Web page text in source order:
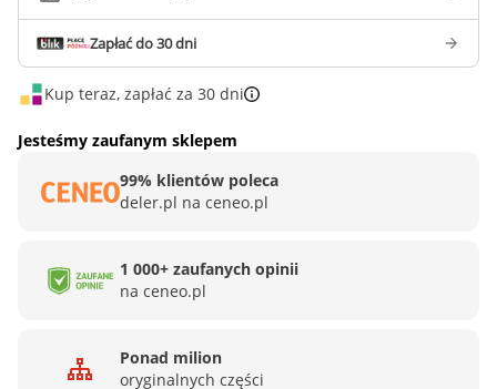
Zapłać do 30 dni
Kup teraz, zapłać za 30 dni
Jesteśmy zaufanym sklepem
99% klientów poleca
deler.pl na ceneo.pl
1 000+ zaufanych opinii
na ceneo.pl
Ponad milion
oryginalnych części